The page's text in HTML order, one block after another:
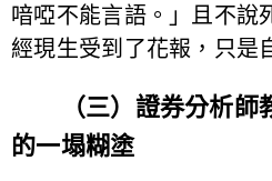
喑啞不能言語。」且不說
經現生受到了花報，只是
（三）證券分析師
的一塌糊塗